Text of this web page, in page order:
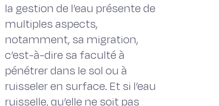
la gestion de l’eau présente de
multiples aspects,
notamment, sa migration,
c’est-à-dire sa faculté à
pénétrer dans le sol ou à
ruisseler en surface. Et si l’eau
ruisselle, qu’elle ne soit pas